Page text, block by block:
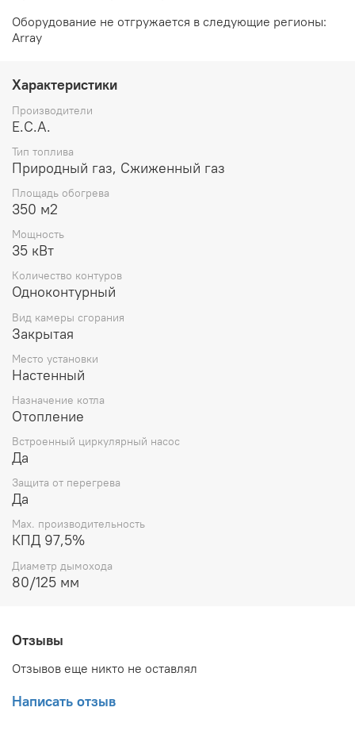
Оборудование не отгружается в следующие регионы:
Array
Характеристики
Производители
E.C.A.
Тип топлива
Природный газ, Сжиженный газ
Площадь обогрева
350 м2
Мощность
35 кВт
Количество контуров
Одноконтурный
Вид камеры сгорания
Закрытая
Место установки
Настенный
Назначение котла
Отопление
Встроенный циркулярный насос
Да
Защита от перегрева
Да
Max. производительность
КПД 97,5%
Диаметр дымохода
80/125 мм
Отзывы
Отзывов еще никто не оставлял
Написать отзыв